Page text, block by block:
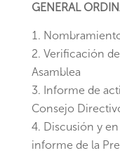
GENERAL
Verificación
Asamblea
Informe de
Consejo
Discusión y
informe de la